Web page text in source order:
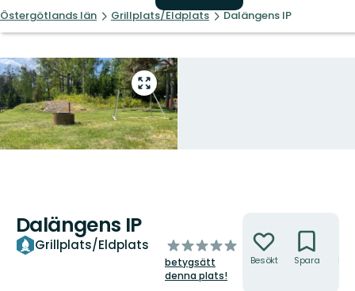
Östergötlands län Grillplats/Eldplats Dalängens IP
Gå
till
helskärmsläge
Dalängens IP
Grillplats/Eldplats
av
5
stjärnor
betygsätt
denna plats!
Besökt Spara